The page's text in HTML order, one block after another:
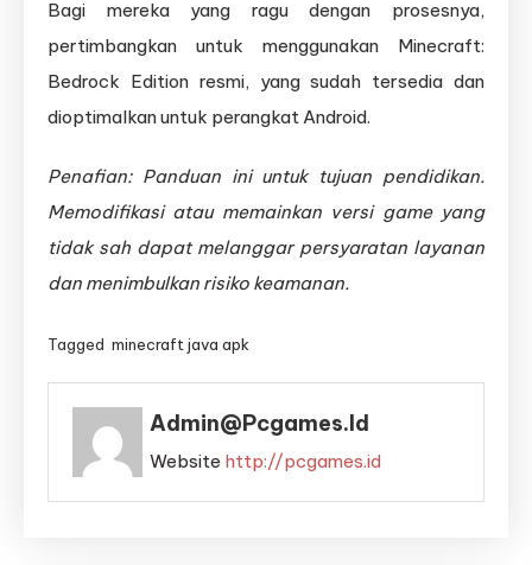
Bagi mereka yang ragu dengan prosesnya,
pertimbangkan untuk menggunakan Minecraft:
Bedrock Edition resmi, yang sudah tersedia dan
dioptimalkan untuk perangkat Android.
Penafian: Panduan ini untuk tujuan pendidikan.
Memodifikasi atau memainkan versi game yang
tidak sah dapat melanggar persyaratan layanan
dan menimbulkan risiko keamanan.
Tagged minecraft java apk
Admin@pcgames.id
Website http://pcgames.id